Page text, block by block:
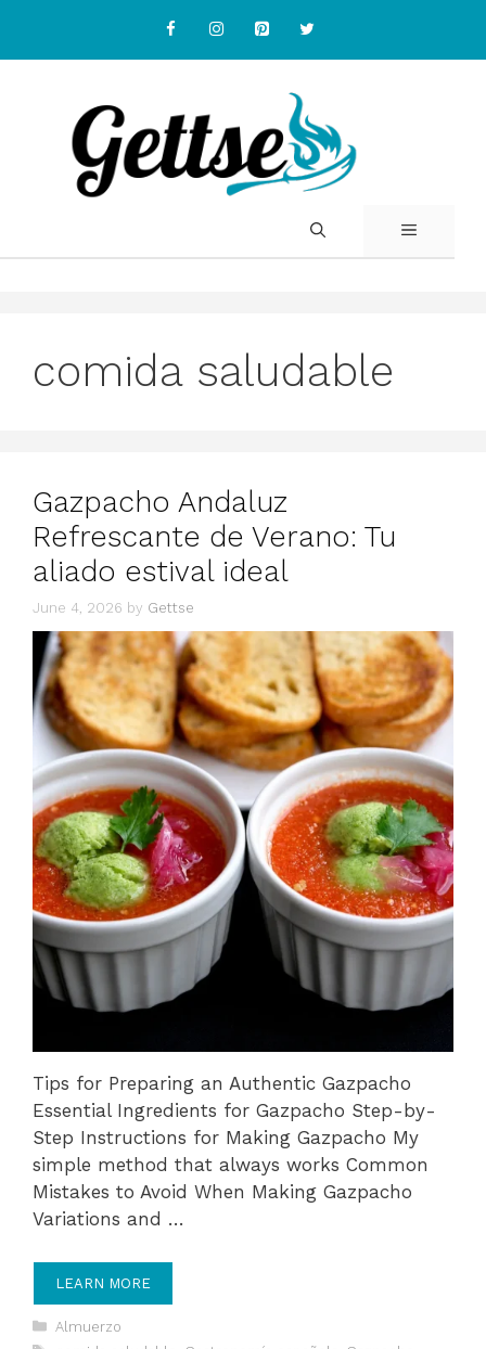
content
MENU
comida saludable
Gazpacho Andaluz
Refrescante de Verano: Tu
aliado estival ideal
June 4, 2026 by Gettse
Tips for Preparing an Authentic Gazpacho
Essential Ingredients for Gazpacho Step-by-
Step Instructions for Making Gazpacho My
simple method that always works Common
Mistakes to Avoid When Making Gazpacho
Variations and …
LEARN MORE
Categories
Almuerzo